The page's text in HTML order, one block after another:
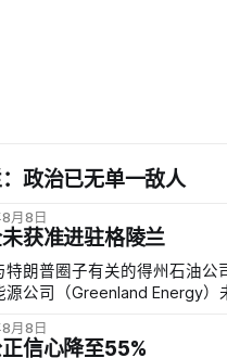
政治已无单一敌人
月8日
获准进驻格陵兰
朗普圈子有关的得州石油公
公司（Greenland Energy）
美元原油，拟投资6000万美
月8日
信心降至55%